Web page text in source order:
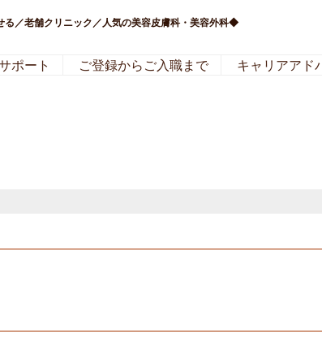
る／老舗クリニック／人気の美容皮膚科・美容外科◆
ポート ご登録からご入職まで キャリアアド